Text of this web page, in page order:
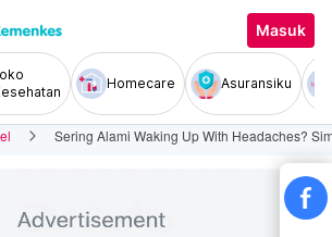
Masuk
Homecare Asuransiku
Sering Alami Waking Up With Headaches?